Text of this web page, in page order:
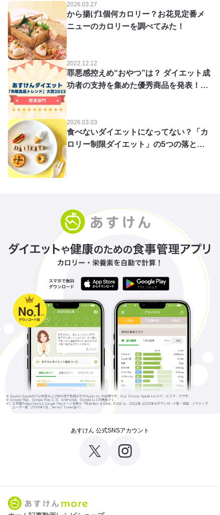
2026.03.27
から揚げ1個何カロリー？お花見定番メ
ニューのカロリーを調べてみた！
2022.12.12
罪悪感控えめ“おやつ”は？ ダイエット成
功者の支持を集めた優秀商品を発表！
2026.03.03
食べないダイエットになってない？「カ
ロリー制限ダイエット」の5つの落とし
あすけん 公式SNSアカウント